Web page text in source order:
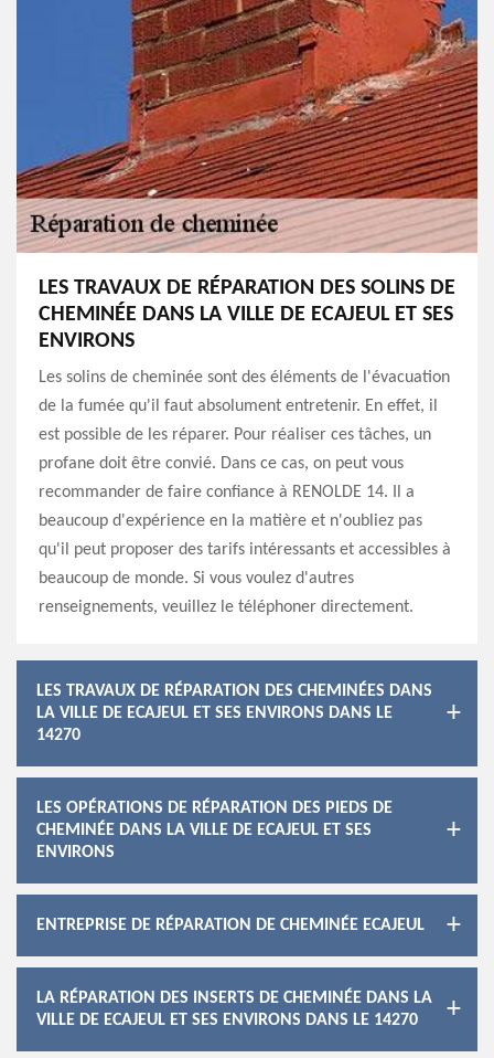
LES TRAVAUX DE RÉPARATION DES SOLINS DE
CHEMINÉE DANS LA VILLE DE ECAJEUL ET SES
ENVIRONS
Les solins de cheminée sont des éléments de l'évacuation
de la fumée qu'il faut absolument entretenir. En effet, il
est possible de les réparer. Pour réaliser ces tâches, un
profane doit être convié. Dans ce cas, on peut vous
recommander de faire confiance à RENOLDE 14. Il a
beaucoup d'expérience en la matière et n'oubliez pas
qu'il peut proposer des tarifs intéressants et accessibles à
beaucoup de monde. Si vous voulez d'autres
renseignements, veuillez le téléphoner directement.
LES TRAVAUX DE RÉPARATION DES CHEMINÉES DANS
LA VILLE DE ECAJEUL ET SES ENVIRONS DANS LE
14270
LES OPÉRATIONS DE RÉPARATION DES PIEDS DE
CHEMINÉE DANS LA VILLE DE ECAJEUL ET SES
ENVIRONS
ENTREPRISE DE RÉPARATION DE CHEMINÉE ECAJEUL
LA RÉPARATION DES INSERTS DE CHEMINÉE DANS LA
VILLE DE ECAJEUL ET SES ENVIRONS DANS LE 14270